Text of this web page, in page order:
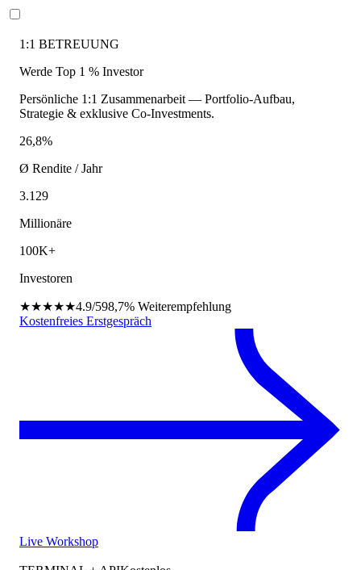
1:1 BETREUUNG
Werde Top 1 % Investor
Persönliche 1:1 Zusammenarbeit — Portfolio-Aufbau,
Strategie & exklusive Co-Investments.
26,8%
Ø Rendite / Jahr
3.129
Millionäre
100K+
Investoren
★★★★★4.9/598,7% Weiterempfehlung
Kostenfreies Erstgespräch
Live Workshop